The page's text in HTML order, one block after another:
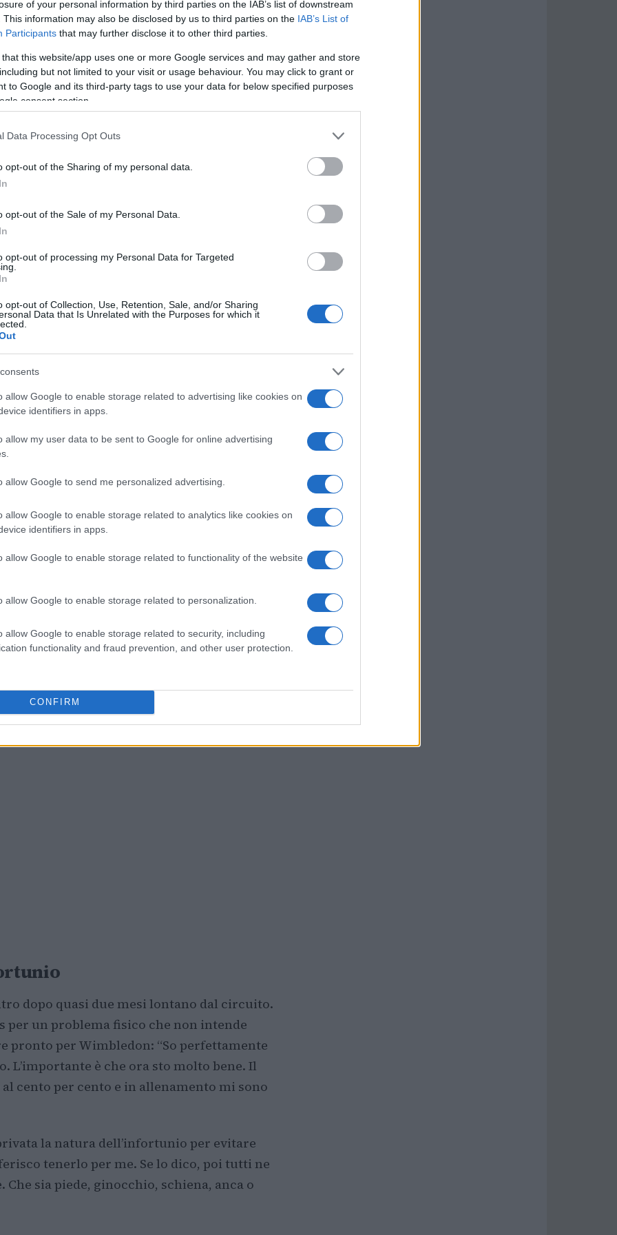
of your personal information by third parties on the IAB’s list of downstream
This information may also be disclosed by us to third parties on the IAB’s List of
Participants that may further disclose it to other third parties.
that this website/app uses one or more Google services and may gather and store
but not limited to your visit or usage behaviour. You may click to grant or
to Google and its third-party tags to use your data for below specified purposes
consent section.
Data Processing Opt Outs
opt-out of the Sharing of my personal data.
opt-out of the Sale of my Personal Data.
opt-out of processing my Personal Data for Targeted
opt-out of Collection, Use, Retention, Sale, and/or Sharing
Data that Is Unrelated with the Purposes for which it
allow Google to enable storage related to advertising like cookies on
identifiers in apps.
allow my user data to be sent to Google for online advertising
allow Google to send me personalized advertising.
allow Google to enable storage related to analytics like cookies on
identifiers in apps.
allow Google to enable storage related to functionality of the website
allow Google to enable storage related to personalization.
allow Google to enable storage related to security, including
functionality and fraud prevention, and other user protection.
CONFIRM
vincitore del suo primo titolo Slam al
sfida. Il tedesco ha spiegato che la
la sua vita: “La gente pensa che
In realtà non cambia così tanto.
a golf con gli amici o andare al parco
soddisfazione, ma la vita va avanti.
a preparare il prossimo Slam”.
Big Three
con
a Roland Garros, un
accaduto nel 2026. “Non volevo
vuole giocare contro Rafa al primo
a Roland Garros per lasciare alle
vincendo o perdendo. Dopo la partita
potuto giocarla”.
con i
“La prima volta ero molto nervoso e
a vederli semplicemente come avversari.
scendi in campo devi mettere tutto da
dopo quasi due mesi lontano dal circuito.
per un problema fisico che non intende
pronto per Wimbledon: “So perfettamente
L’importante è che ora sto molto bene. Il
cento per cento e in allenamento mi sono
la natura dell’infortunio per evitare
tenerlo per me. Se lo dico, poi tutti ne
sia piede, ginocchio, schiena, anca o